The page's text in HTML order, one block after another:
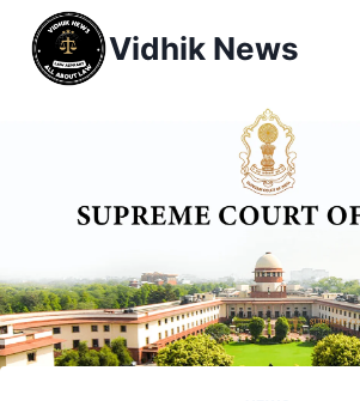
Vidhik News